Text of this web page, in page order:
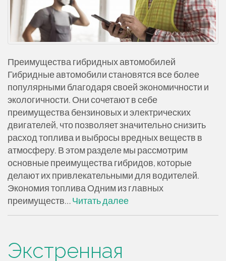
Преимущества гибридных автомобилей
Гибридные автомобили становятся все более
популярными благодаря своей экономичности и
экологичности. Они сочетают в себе
преимущества бензиновых и электрических
двигателей, что позволяет значительно снизить
расход топлива и выбросы вредных веществ в
атмосферу. В этом разделе мы рассмотрим
основные преимущества гибридов, которые
делают их привлекательными для водителей.
Экономия топлива Одним из главных
преимуществ…Читать далее
Экстренная